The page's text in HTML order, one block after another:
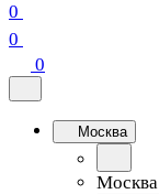
0
0
0
Москва
Москва